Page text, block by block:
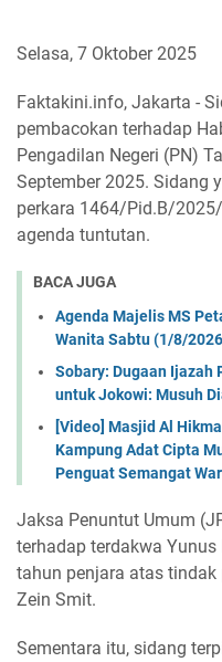
Selasa, 7 Oktober 2025
Faktakini.info, Jakarta -
pembacokan terhadap
Pengadilan Negeri (PN)
September 2025. Sidang
perkara 1464/Pid.B/
agenda tuntutan.
BACA JUGA
Agenda Majelis MS
Wanita Sabtu (1/8/
Sobary: Dugaan Ijazah
untuk Jokowi: Musuh
[Video] Masjid Al
Kampung Adat Cipta
Penguat Semangat
Jaksa Penuntut Umum
terhadap terdakwa
tahun penjara atas
Zein Smit.
Sementara itu, sidang